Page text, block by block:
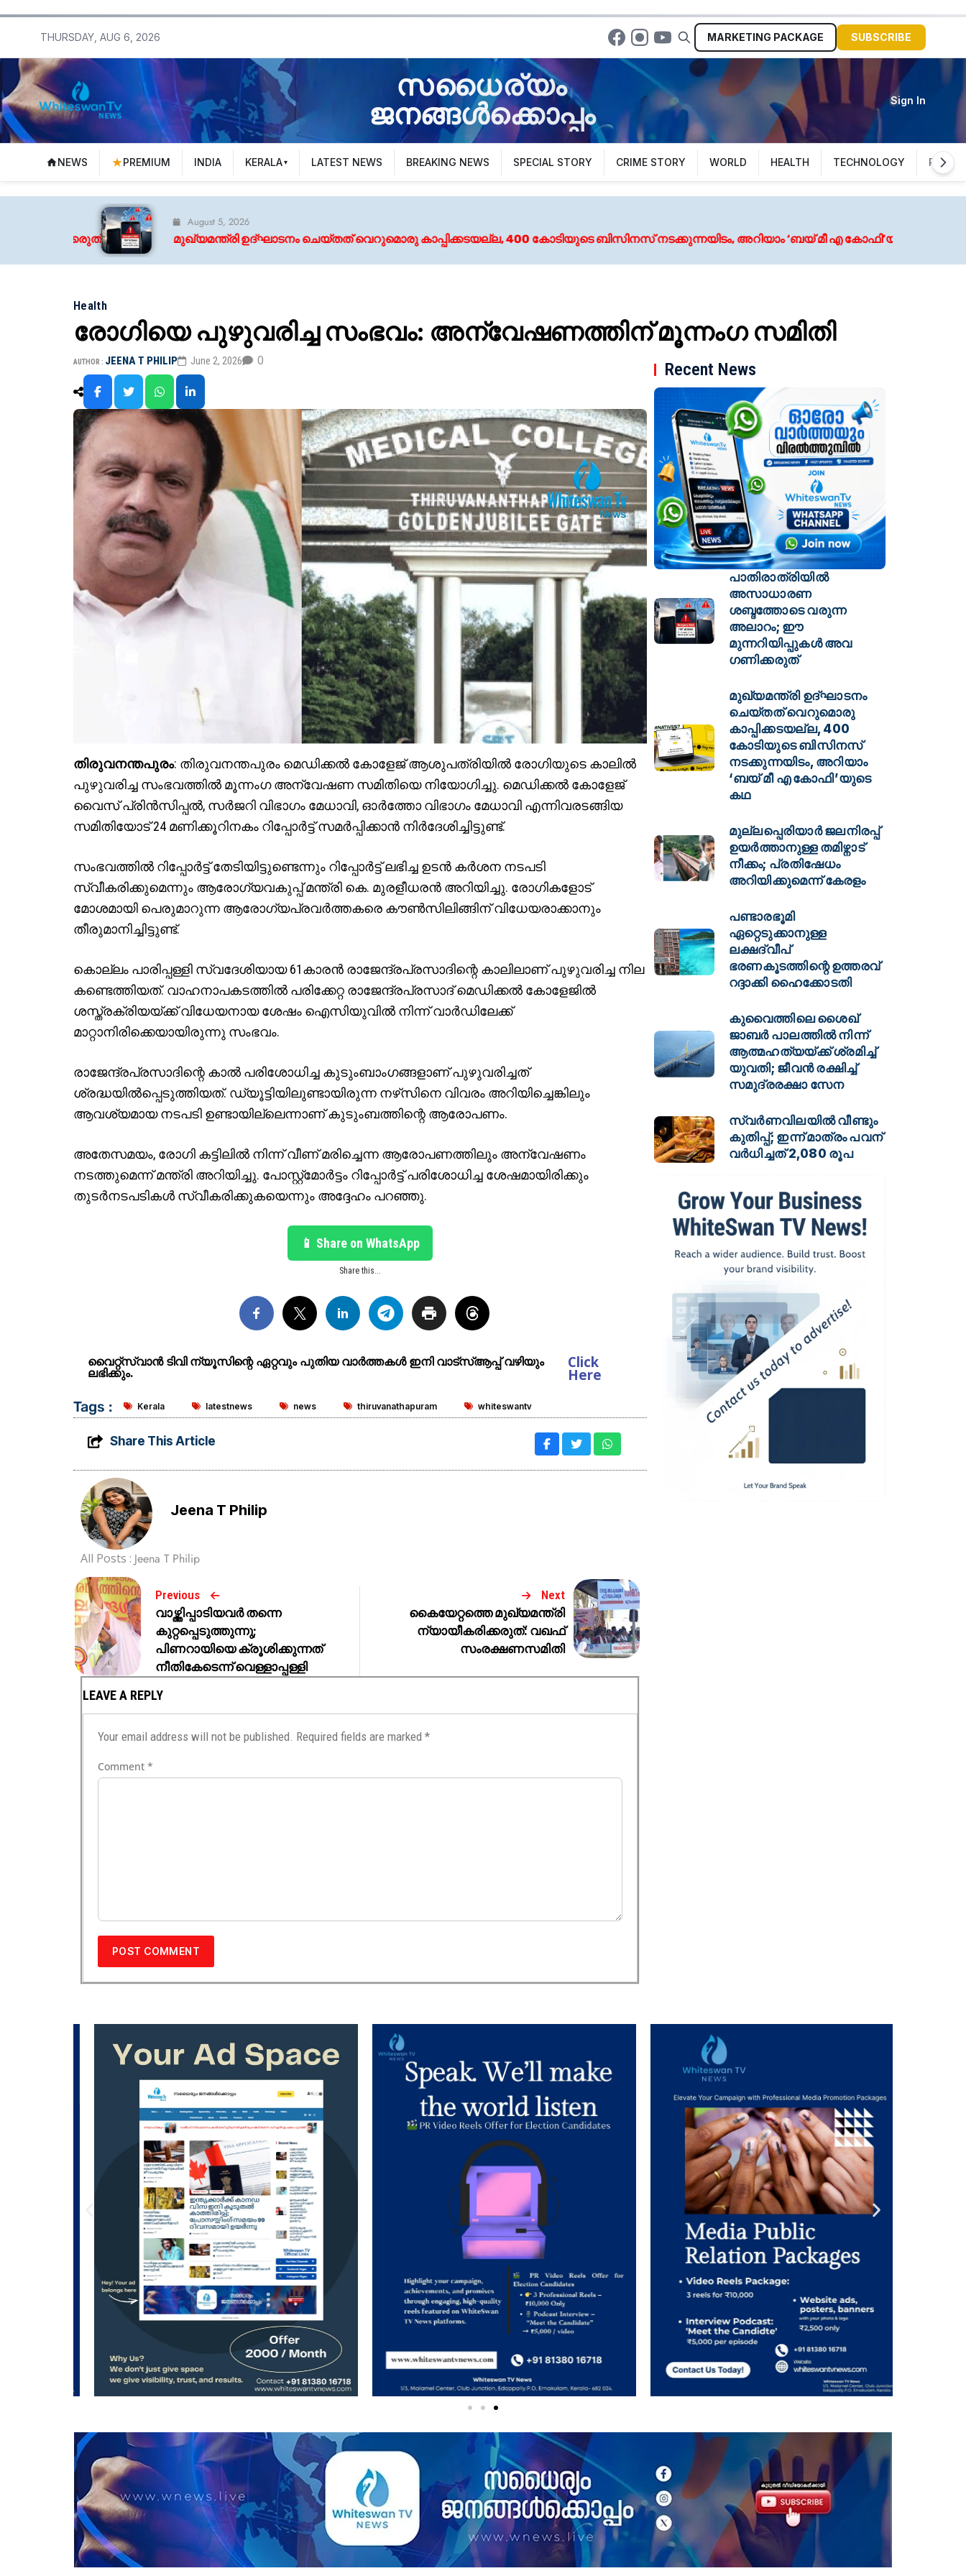
THURSDAY, AUG 6, 2026 MARKETING PACKAGE SUBSCRIBE
സധൈര്യം
ജനങ്ങൾക്കൊപ്പം
Sign In
NEWS PREMIUM INDIA KERALA LATEST NEWS BREAKING NEWS SPECIAL STORY CRIME STORY WORLD HEALTH TECHNOLOGY
August 5, 2026
മുഖ്യമന്ത്രി ഉദ്ഘാടനം ചെയ്തത് വെറുമൊരു കാപ്പിക്കടയല്ല, 400 കോടിയുടെ ബിസിനസ് നടക്കുന്നയിടം, അറിയാം ‘ബയ് മീ എ കോഫി’യുടെ കഥ
മുല്ലപ്പെരിയാർ
Health
രോഗിയെ പുഴുവരിച്ച സംഭവം: അന്വേഷണത്തിന് മൂന്നംഗ സമിതി
AUTHOR : JEENA T PHILIP June 2, 2026 0
തിരുവനന്തപുരം: തിരുവനന്തപുരം മെഡിക്കല്‍ കോളേജ് ആശുപത്രിയില്‍ രോഗിയുടെ കാലില്‍
പുഴുവരിച്ച സംഭവത്തില്‍ മൂന്നംഗ അന്വേഷണ സമിതിയെ നിയോഗിച്ചു. മെഡിക്കല്‍ കോളേജ്
വൈസ് പ്രിന്‍സിപ്പല്‍, സര്‍ജറി വിഭാഗം മേധാവി, ഓര്‍ത്തോ വിഭാഗം മേധാവി എന്നിവരടങ്ങിയ
സമിതിയോട് 24 മണിക്കൂറിനകം റിപ്പോര്‍ട്ട് സമര്‍പ്പിക്കാന്‍ നിര്‍ദേശിച്ചിട്ടുണ്ട്.
സംഭവത്തില്‍ റിപ്പോര്‍ട്ട് തേടിയിട്ടുണ്ടെന്നും റിപ്പോര്‍ട്ട് ലഭിച്ച ഉടന്‍ കര്‍ശന നടപടി
സ്വീകരിക്കുമെന്നും ആരോഗ്യവകുപ്പ് മന്ത്രി കെ. മുരളീധരന്‍ അറിയിച്ചു. രോഗികളോട്
മോശമായി പെരുമാറുന്ന ആരോഗ്യപ്രവര്‍ത്തകരെ കൗണ്‍സിലിങ്ങിന് വിധേയരാക്കാനും
തീരുമാനിച്ചിട്ടുണ്ട്.
കൊല്ലം പാരിപ്പള്ളി സ്വദേശിയായ 61കാരന്‍ രാജേന്ദ്രപ്രസാദിന്റെ കാലിലാണ് പുഴുവരിച്ച നില
കണ്ടെത്തിയത്. വാഹനാപകടത്തില്‍ പരിക്കേറ്റ രാജേന്ദ്രപ്രസാദ് മെഡിക്കല്‍ കോളേജില്‍
ശസ്ത്രക്രിയയ്ക്ക് വിധേയനായ ശേഷം ഐസിയുവില്‍ നിന്ന് വാര്‍ഡിലേക്ക്
മാറ്റാനിരിക്കെയായിരുന്നു സംഭവം.
രാജേന്ദ്രപ്രസാദിന്റെ കാല്‍ പരിശോധിച്ച കുടുംബാംഗങ്ങളാണ് പുഴുവരിച്ചത്
ശ്രദ്ധയില്‍പ്പെടുത്തിയത്. ഡ്യൂട്ടിയിലുണ്ടായിരുന്ന നഴ്‌സിനെ വിവരം അറിയിച്ചെങ്കിലും
ആവശ്യമായ നടപടി ഉണ്ടായില്ലെന്നാണ് കുടുംബത്തിന്റെ ആരോപണം.
അതേസമയം, രോഗി കട്ടിലില്‍ നിന്ന് വീണ് മരിച്ചെന്ന ആരോപണത്തിലും അന്വേഷണം
നടത്തുമെന്ന് മന്ത്രി അറിയിച്ചു. പോസ്റ്റ്‌മോര്‍ട്ടം റിപ്പോര്‍ട്ട് പരിശോധിച്ച ശേഷമായിരിക്കും
തുടര്‍നടപടികള്‍ സ്വീകരിക്കുകയെന്നും അദ്ദേഹം പറഞ്ഞു.
📱 Share on WhatsApp
Share this...
വൈറ്റ്സ്വാൻ ടിവി ന്യൂസിന്റെ ഏറ്റവും പുതിയ വാർത്തകൾ ഇനി വാട്സ്ആപ്പ് വഴിയും
ലഭിക്കും.
Click
Here
Tags : Kerala latestnews news thiruvanathapuram whiteswantv
Share This Article
Jeena T Philip
All Posts : Jeena T Philip
Previous
വാഴ്ത്തിപ്പാടിയവർ തന്നെ
കുറ്റപ്പെടുത്തുന്നു;
പിണറായിയെ ക്രൂശിക്കുന്നത്
നീതികേടെന്ന് വെള്ളാപ്പള്ളി
Next
കൈയേറ്റത്തെ മുഖ്യമന്ത്രി
ന്യായീകരിക്കരുത്: വഖഫ്
സംരക്ഷണസമിതി
LEAVE A REPLY
Your email address will not be published. Required fields are marked *
Comment *
Recent News
പാതിരാത്രിയിൽ
അസാധാരണ
ശബ്ദത്തോടെ വരുന്ന
അലാറം; ഈ
മുന്നറിയിപ്പുകൾ അവ​
ഗണിക്കരുത്
മുഖ്യമന്ത്രി ഉദ്ഘാടനം
ചെയ്തത് വെറുമൊരു
കാപ്പിക്കടയല്ല, 400
കോടിയുടെ ബിസിനസ്
നടക്കുന്നയിടം, അറിയാം
‘ബയ് മീ എ കോഫി’യുടെ
കഥ
മുല്ലപ്പെരിയാർ ജലനിരപ്പ്
ഉയർത്താനുള്ള തമിഴ്നാട്
നീക്കം; പ്രതിഷേധം
അറിയിക്കുമെന്ന് കേരളം
പണ്ടാരഭൂമി
ഏറ്റെടുക്കാനുള്ള
ലക്ഷദ്വീപ്
ഭരണകൂടത്തിന്റെ ഉത്തരവ്
റദ്ദാക്കി ഹൈക്കോടതി
കുവൈത്തിലെ ശൈഖ്
ജാബർ പാലത്തിൽ നിന്ന്
ആത്മഹത്യയ്ക്ക് ശ്രമിച്ച്
യുവതി; ജീവൻ രക്ഷിച്ച്
സമുദ്രരക്ഷാ സേന
സ്വർണവിലയിൽ വീണ്ടും
കുതിപ്പ്; ഇന്ന് മാത്രം പവന്
വർധിച്ചത് 2,080 രൂപ